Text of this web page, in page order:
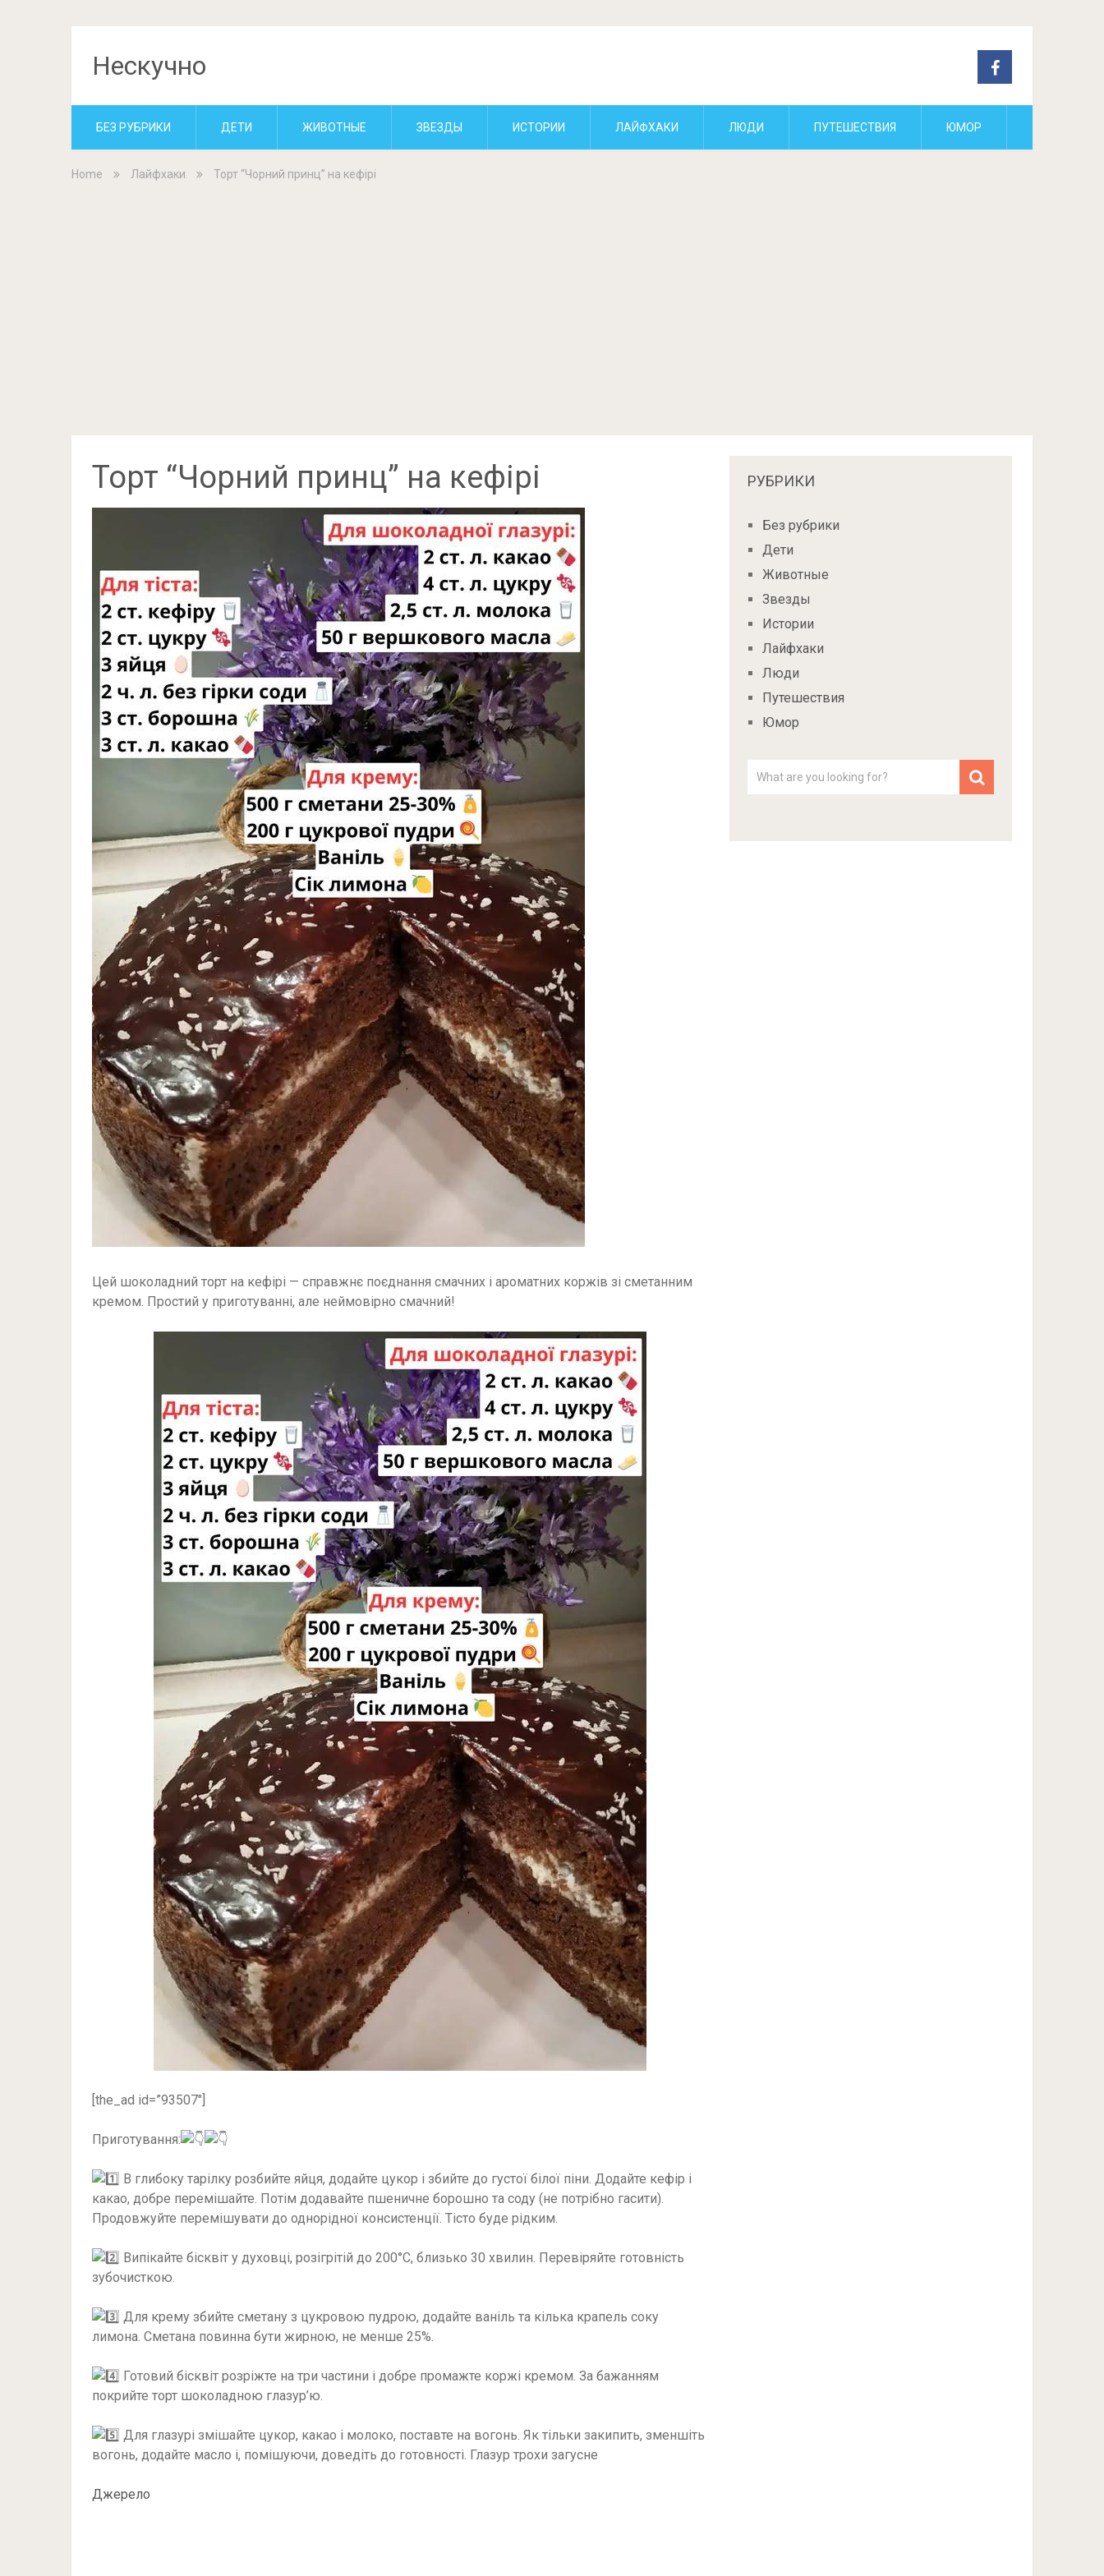
Нескучно
БЕЗ РУБРИКИ ДЕТИ ЖИВОТНЫЕ ЗВЕЗДЫ ИСТОРИИ ЛАЙФХАКИ ЛЮДИ ПУТЕШЕСТВИЯ ЮМОР
Home Лайфхаки Торт “Чорний принц” на кефірі
Торт “Чорний принц” на кефірі
Цей шоколадний торт на кефірі — справжнє поєднання смачних і ароматних коржів зі сметанним
кремом. Простий у приготуванні, але неймовірно смачний!
[the_ad id=”93507″]
Приготування:
В глибоку тарілку розбийте яйця, додайте цукор і збийте до густої білої піни. Додайте кефір і
какао, добре перемішайте. Потім додавайте пшеничне борошно та соду (не потрібно гасити).
Продовжуйте перемішувати до однорідної консистенції. Тісто буде рідким.
Випікайте бісквіт у духовці, розігрітій до 200°C, близько 30 хвилин. Перевіряйте готовність
зубочисткою.
Для крему збийте сметану з цукровою пудрою, додайте ваніль та кілька крапель соку
лимона. Сметана повинна бути жирною, не менше 25%.
Готовий бісквіт розріжте на три частини і добре промажте коржі кремом. За бажанням
покрийте торт шоколадною глазур’ю.
Для глазурі змішайте цукор, какао і молоко, поставте на вогонь. Як тільки закипить, зменшіть
вогонь, додайте масло і, помішуючи, доведіть до готовності. Глазур трохи загусне
Джерело
РУБРИКИ
Без рубрики
Дети
Животные
Звезды
Истории
Лайфхаки
Люди
Путешествия
Юмор